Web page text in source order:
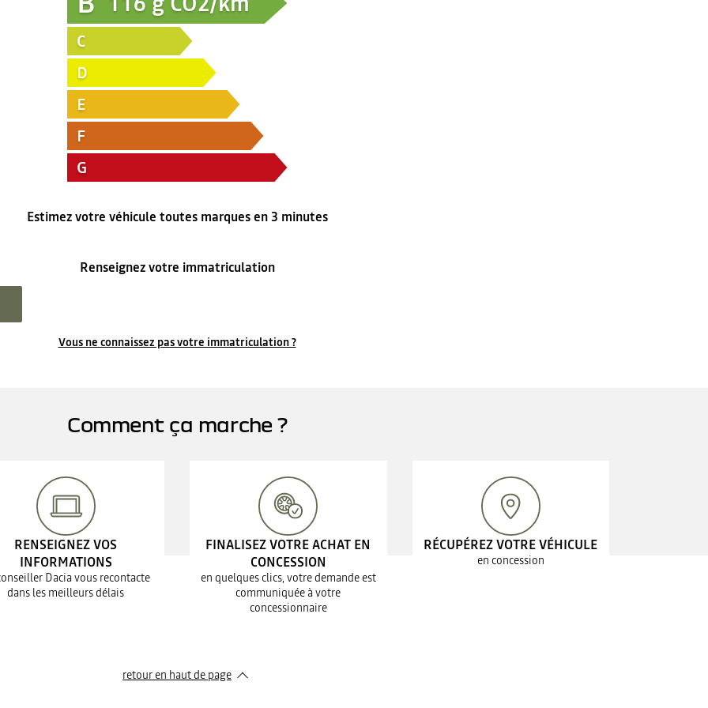
C
D
E
F
G
Estimez votre véhicule toutes marques en 3 minutes
Renseignez votre immatriculation
Vous ne connaissez pas votre immatriculation ?
Comment ça marche ?
RENSEIGNEZ VOS
INFORMATIONS
Dacia vous recontacte
dans les meilleurs délais
FINALISEZ VOTRE ACHAT EN
CONCESSION
en quelques clics, votre demande est
communiquée à votre
concessionnaire
RÉCUPÉREZ VOTRE VÉHICULE
en concession
retour en haut de page​